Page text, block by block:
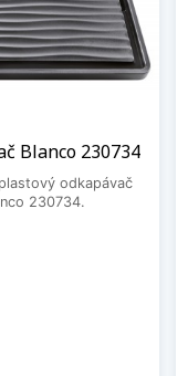
Blanco 230734
odkapávač
230734.